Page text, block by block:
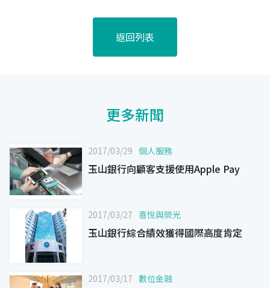
返回列表
更多新聞
2017/03/29 個人服務
玉山銀行向顧客支援使用Apple Pay
2017/03/27 喜悅與榮光
玉山銀行綜合績效獲得國際高度肯定
2017/03/17 數位金融